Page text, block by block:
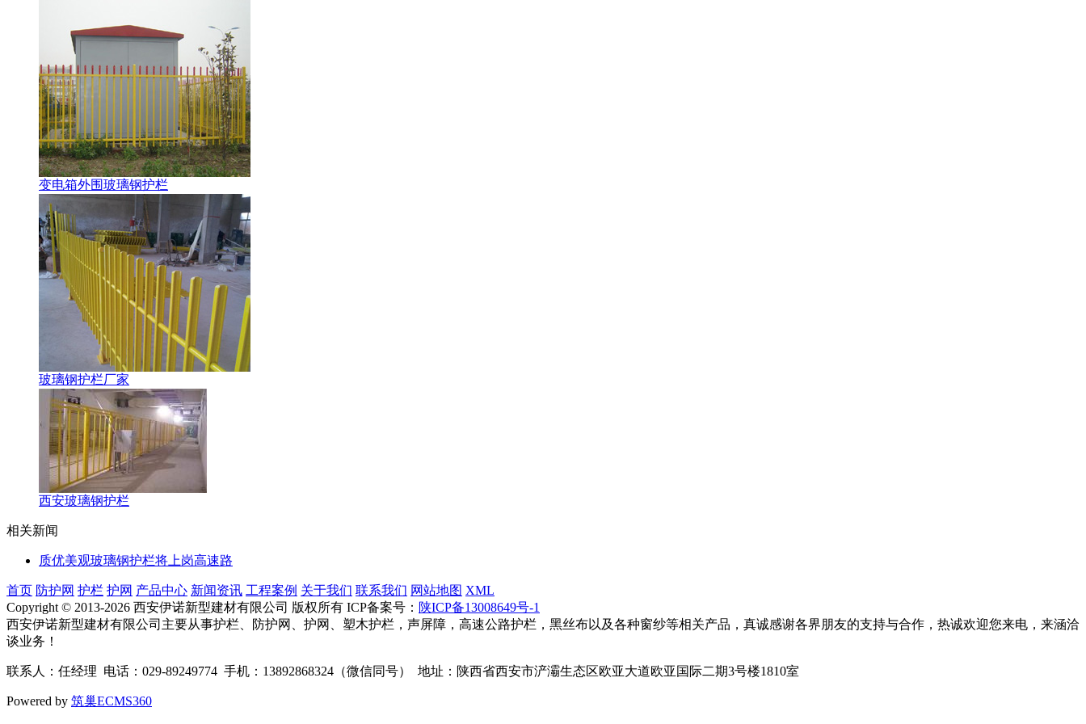
变电箱外围玻璃钢护栏
玻璃钢护栏厂家
西安玻璃钢护栏
相关新闻
质优美观玻璃钢护栏将上岗高速路
首页 防护网 护栏 护网 产品中心 新闻资讯 工程案例 关于我们 联系我们 网站地图 XML
Copyright © 2013-2026 西安伊诺新型建材有限公司 版权所有 ICP备案号： 陕ICP备13008649号-1
西安伊诺新型建材有限公司主要从事护栏、防护网、护网、塑木护栏，声屏障，高速公路护栏，黑丝布以及各种窗纱等相关产品，真诚感谢各界朋友的支持与合作，热诚欢迎您来电，来涵洽
谈业务！
联系人：任经理 电话：029-89249774 手机：13892868324（微信同号） 地址：陕西省西安市浐灞生态区欧亚大道欧亚国际二期3号楼1810室
Powered by 筑巢ECMS360